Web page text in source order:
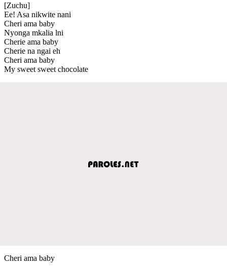
[Zuchu]
Ee! Asa nikwite nani
Cheri ama baby
Nyonga mkalia lni
Cherie ama baby
Cherie na ngai eh
Cheri ama baby
My sweet sweet chocolate
Cheri ama baby